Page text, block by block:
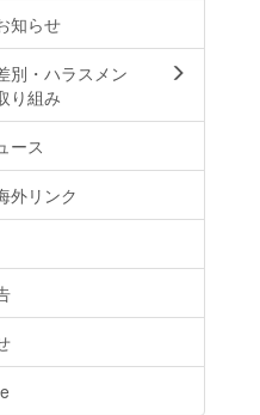
知らせ
別・ハラスメン
り組み
ース
外リンク